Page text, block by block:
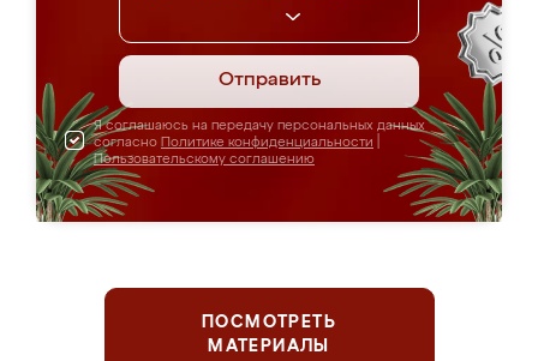
Отправить
Я соглашаюсь на передачу персональных данных
согласно Политике конфиденциальности
Пользовательскому соглашению
ПОСМОТРЕТЬ
МАТЕРИАЛЫ